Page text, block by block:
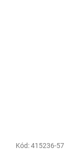
Kód:415236-57